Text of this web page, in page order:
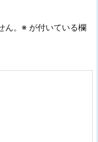
。 ※ が付いている欄